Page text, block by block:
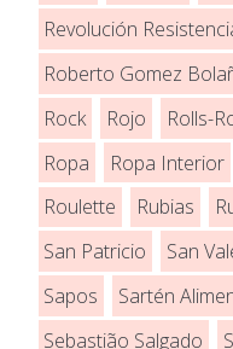
Revolución
Roberto Gomez
Rock
Rojo Rolls-
Ropa
Ropa Interior
Roulette
Rubias
San Patricio
San
Sapos
Sartén
Sebastião Salgado